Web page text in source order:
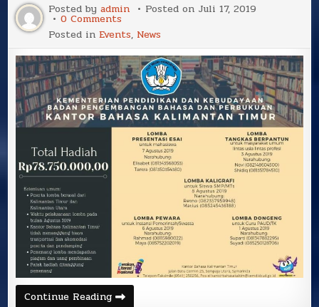
Posted byadmin Posted on Juli 17, 2019
0 Comments
Posted inEvents, News
Continue Reading